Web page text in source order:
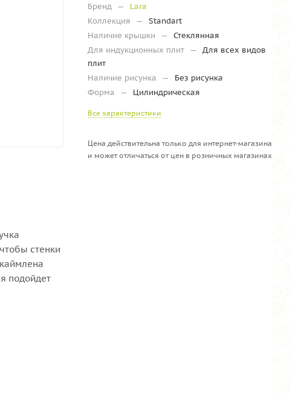
стенки
подойдет
Бренд —
Lara
Коллекция
—
Standart
Наличие крышки
—
Стеклянная
Для индукционных плит —
Для всех видов
плит
Наличие рисунка
—
Без рисунка
Форма
— Цилиндрическая
Все характеристики
Цена действительна только для интернет-магазина
и может отличаться от цен в розничных магазинах